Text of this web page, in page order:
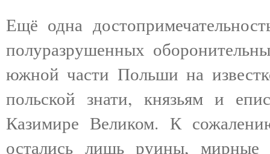
Ещё одна
полуразрушенных
южной части Польши на
польской знати, князьям и
Казимире Великом. К
остались лишь руины,